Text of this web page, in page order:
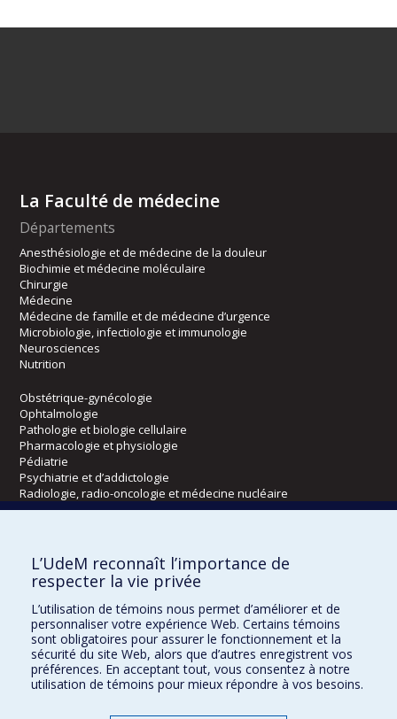
La Faculté de médecine
Départements
Anesthésiologie et de médecine de la douleur
Biochimie et médecine moléculaire
Chirurgie
Médecine
Médecine de famille et de médecine d’urgence
Microbiologie, infectiologie et immunologie
Neurosciences
Nutrition
Obstétrique-gynécologie
Ophtalmologie
Pathologie et biologie cellulaire
Pharmacologie et physiologie
Pédiatrie
Psychiatrie et d’addictologie
Radiologie, radio-oncologie et médecine nucléaire
Écoles
Kinésiologie et des sciences de l’activité physique
Orthophonie et audiologie
Réadaptation
Directions
DPC
CPASS
L’UdeM reconnaît l’importance de
respecter la vie privée
L’utilisation de témoins nous permet d’améliorer et de
personnaliser votre expérience Web. Certains témoins
sont obligatoires pour assurer le fonctionnement et la
sécurité du site Web, alors que d’autres enregistrent vos
préférences. En acceptant tout, vous consentez à notre
utilisation de témoins pour mieux répondre à vos besoins.